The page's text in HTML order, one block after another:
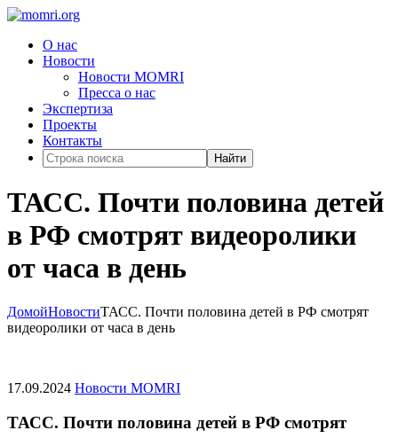
О нас
Новости
Новости MOMRI
Пресса о нас
Экспертиза
Проекты
Контакты
Найти
ТАСС. Почти половина детей
в РФ смотрят видеоролики
от часа в день
ДомойНовостиТАСС. Почти половина детей в РФ смотрят
видеоролики от часа в день
17.09.2024 Новости MOMRI
ТАСС. Почти половина детей в РФ смотрят